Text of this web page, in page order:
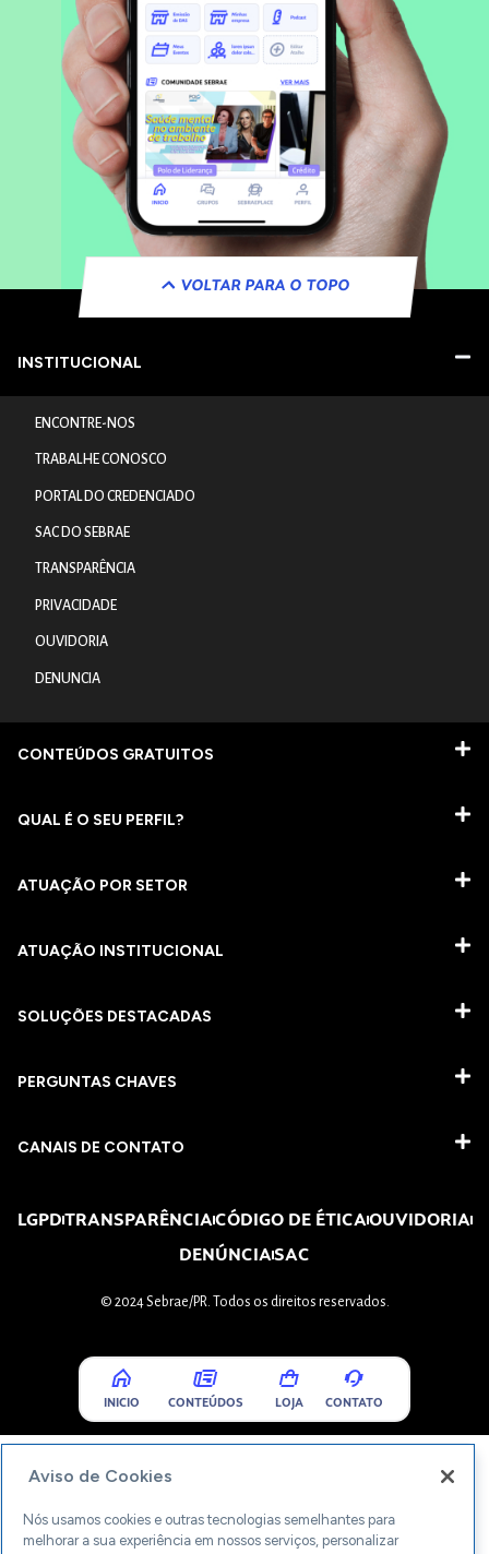
VOLTAR PARA O TOPO
INSTITUCIONAL
ENCONTRE-NOS
TRABALHE CONOSCO
PORTAL DO CREDENCIADO
SAC DO SEBRAE
TRANSPARÊNCIA
PRIVACIDADE
OUVIDORIA
DENUNCIA
CONTEÚDOS GRATUITOS
QUAL É O SEU PERFIL?
ATUAÇÃO POR SETOR
ATUAÇÃO INSTITUCIONAL
SOLUÇÕES DESTACADAS
PERGUNTAS CHAVES​
CANAIS DE CONTATO
LGPDTRANSPARÊNCIACÓDIGO DE ÉTICAOUVIDORIA
DENÚNCIASAC
© 2024 Sebrae/PR. Todos os direitos reservados.
INICIO CONTEÚDOS LOJA CONTATO
Aviso de Cookies
Nós usamos cookies e outras tecnologias semelhantes para
melhorar a sua experiência em nossos serviços, personalizar